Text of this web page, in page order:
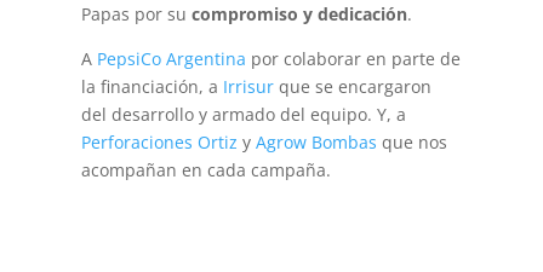
Papas por sucompromiso y dedicación.
A PepsiCo Argentina por colaborar en parte de
la financiación, a Irrisur que se encargaron
del desarrollo y armado del equipo. Y, a
Perforaciones Ortiz yAgrow Bombas que nos
acompañan en cada campaña.